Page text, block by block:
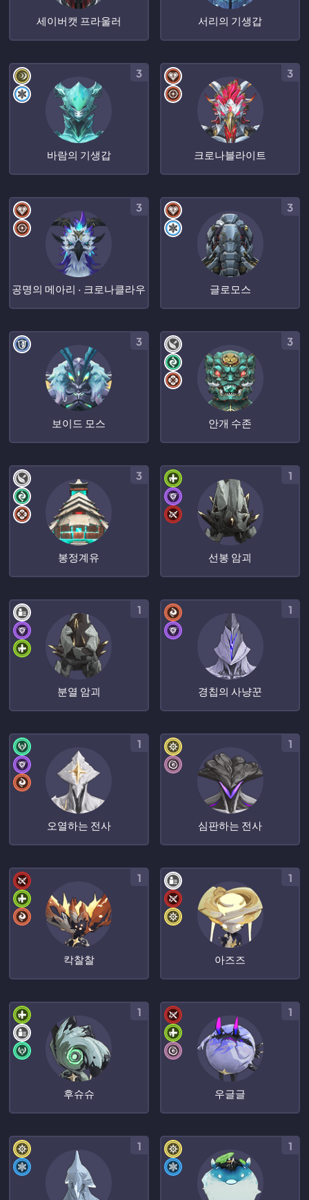
세이버캣 프라울러 서리의 기생갑
바람의 기생갑
3
크로나블라이트
3
공명의 메아리 · 크로나클라우
3
글로모스
3
보이드 모스
3
안개 수존
3
봉정계유
3
선봉 암괴
1
분열 암괴
1
경칩의 사냥꾼
1
오열하는 전사
1
심판하는 전사
1
칵찰찰
1
아즈즈
1
후슈슈
1
우글글
1
1 1